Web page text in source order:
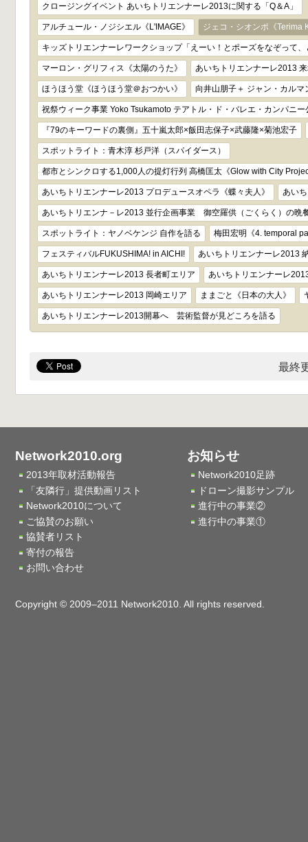
クロージングイベント あいちトリエンナーレ2013に関する「Q＆A」
アルチュール・ノジシエル《L'IMAGE》 ジェコ・シオンポ《Terima
キッズトリエンナーレワークショップ「えーい！とポーズをなぞって
マーロン・グリフィス《太陽のうた》 あいちトリエンナーレ2013
ほうほう堂《ほうほう堂＠おつかい》 向井山朋子＋ ジャン・カルマ
祝祭ウィーク事業 Yoko Tsukamoto テアトル・ド・バレエ・カンパニ
『79のキーワードの裏側』五十嵐太郎×飯田志保子×武藤隆×菊池宏子
スポットライト：青木淳 杉戸洋（スパイダース）
都市とシンクロする1,000人の提灯行列 高橋匡太《Glow with City
あいちトリエンナーレ2013 プロデュースオペラ《蝶々夫人》 あい
あいちトリエンナ－レ2013 並行企画事業 御空羅供（ごくらく）の晩
スポットライト：ヤノベケンジ 自作を語る 梅田宏明《4. temporal
フェスティバルFUKUSHIMA! in AICHI! あいちトリエンナーレ2013
あいちトリエンナーレ2013 長者町エリア あいちトリエンナーレ
あいちトリエンナーレ2013 岡崎エリア ままごと《日本の大人》
あいちトリエンナーレ2013開幕へ 芸術監督が見どころを語る
最終
Network2010.org
2013年取材活動報告
「友隣行」提供動画リスト
Network2010について
ご協賛のお願い
協賛者リスト
寄付の報告
お問い合わせ
お知らせ
Network2010足跡
ドローン撮影サンプル
進行中の事業②
進行中の事業①
Copyright © 2009–2011 Network2010. All rights reserved.